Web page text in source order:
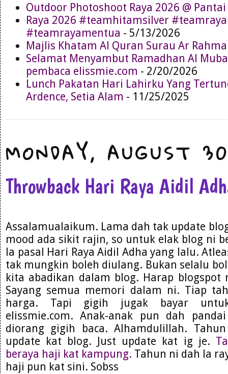
Outdoor Photoshoot Raya 2026 @ Pantai
Raya 2026 #teamhitamsilver
#teamrayamentua - 5/13/2026
Majlis Khatam Al Quran Surau Ar
Selamat Menyambut Ramadhan Al
pembaca elissmie.com - 2/20/2026
Lunch Pakatan Hari Lahirku Yang
Ardence, Setia Alam - 11/25/2025
MONDAY, AUGUST
Throwback Hari Raya Aidil
Assalamualaikum. Lama dah tak update
mood ada sikit rajin, so untuk elak blog ni
la pasal Hari Raya Aidil Adha yang lalu.
tak mungkin boleh diulang. Bukan selalu
kita abadikan dalam blog. Harap
Sayang semua memori dalam ni. Tiap
harga. Tapi gigih jugak bayar
elissmie.com. Anak-anak pun dah
diorang gigih baca. Alhamdulillah.
update kat blog. Just update kat ig je.
beraya haji kat kampung. Tahun ni dah la
haji pun kat sini. Sobss